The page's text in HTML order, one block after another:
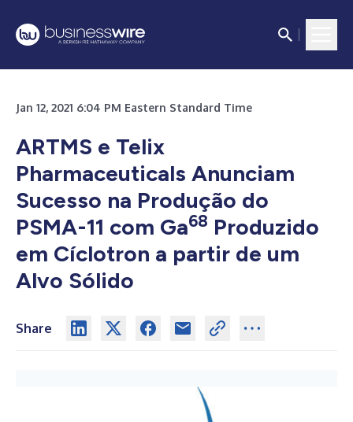
Jan 12, 2021 6:04 PM Eastern Standard Time
ARTMS e Telix
Pharmaceuticals Anunciam
Sucesso na Produção do
PSMA-11 com Ga68 Produzido
em Cíclotron a partir de um
Alvo Sólido
Share